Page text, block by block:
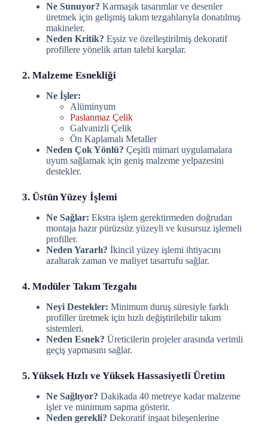
Ne Sunuyor? Karmaşık tasarımlar ve desenler
üretmek için gelişmiş takım tezgahlarıyla donatılmış
makineler.
Neden Kritik? Eşsiz ve özelleştirilmiş dekoratif
profillere yönelik artan talebi karşılar.
2. Malzeme Esnekliği
Ne İşler:
Alüminyum
Paslanmaz Çelik
Galvanizli Çelik
Ön Kaplamalı Metaller
Neden Çok Yönlü? Çeşitli mimari uygulamalara
uyum sağlamak için geniş malzeme yelpazesini
destekler.
3. Üstün Yüzey İşlemi
Ne Sağlar: Ekstra işlem gerektirmeden doğrudan
montaja hazır pürüzsüz yüzeyli ve kusursuz işlemeli
profiller.
Neden Yararlı? İkincil yüzey işlemi ihtiyacını
azaltarak zaman ve maliyet tasarrufu sağlar.
4. Modüler Takım Tezgahı
Neyi Destekler: Minimum duruş süresiyle farklı
profiller üretmek için hızlı değiştirilebilir takım
sistemleri.
Neden Esnek? Üreticilerin projeler arasında verimli
geçiş yapmasını sağlar.
5. Yüksek Hızlı ve Yüksek Hassasiyetli Üretim
Ne Sağlıyor? Dakikada 40 metreye kadar malzeme
işler ve minimum sapma gösterir.
Neden gerekli? Dekoratif inşaat bileşenlerine